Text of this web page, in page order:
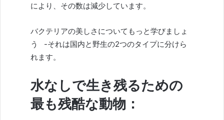
により、その数は減少しています。
バクテリアの美しさ についてもっと学びましょ
う
-それは国内と野生の2つのタイプに分けら
れます。
水なしで生き残るための
最も残酷な動物：